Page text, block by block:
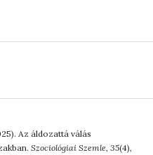
Az áldozattá válás
Szociológiai Szemle, 35(4),